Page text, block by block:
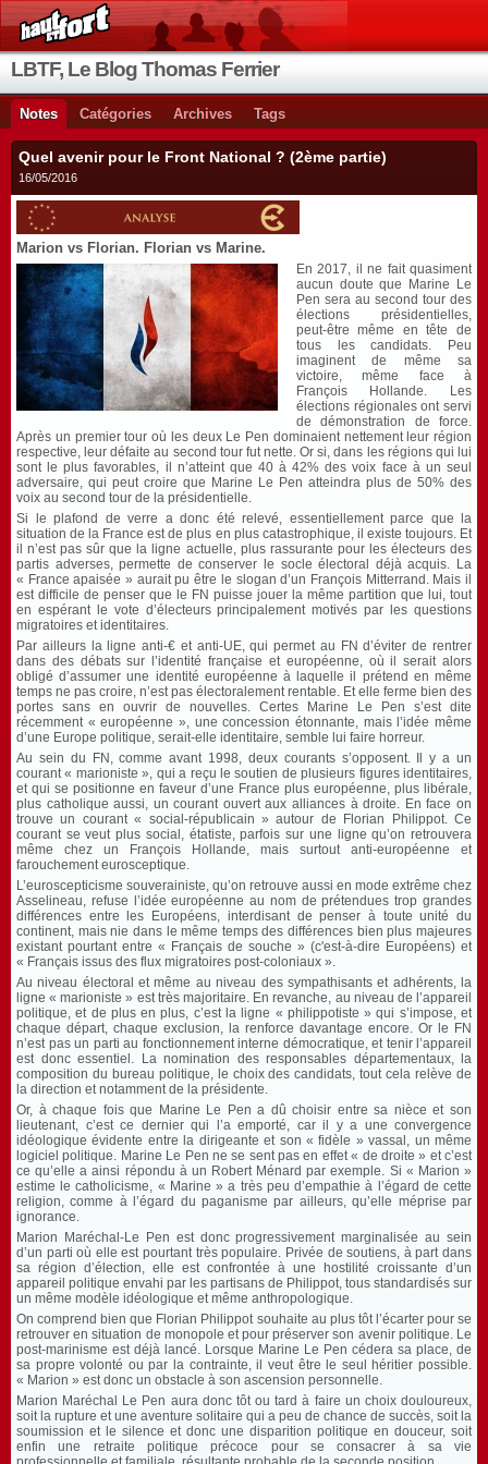
LBTF, Le Blog Thomas Ferrier
Notes Catégories Archives Tags
Quel avenir pour le Front National ? (2ème partie)
16/05/2016
Marion vs Florian. Florian vs Marine.
En 2017, il ne fait quasiment
aucun doute que Marine Le
Pen sera au second tour des
élections présidentielles,
peut-être même en tête de
tous les candidats. Peu
imaginent de même sa
victoire, même face à
François Hollande. Les
élections régionales ont servi
de démonstration de force.
Après un premier tour où les deux Le Pen dominaient nettement leur région
respective, leur défaite au second tour fut nette. Or si, dans les régions qui lui
sont le plus favorables, il n’atteint que 40 à 42% des voix face à un seul
adversaire, qui peut croire que Marine Le Pen atteindra plus de 50% des
voix au second tour de la présidentielle.
Si le plafond de verre a donc été relevé, essentiellement parce que la
situation de la France est de plus en plus catastrophique, il existe toujours. Et
il n’est pas sûr que la ligne actuelle, plus rassurante pour les électeurs des
partis adverses, permette de conserver le socle électoral déjà acquis. La
« France apaisée » aurait pu être le slogan d’un François Mitterrand. Mais il
est difficile de penser que le FN puisse jouer la même partition que lui, tout
en espérant le vote d’électeurs principalement motivés par les questions
migratoires et identitaires.
Par ailleurs la ligne anti-€ et anti-UE, qui permet au FN d’éviter de rentrer
dans des débats sur l’identité française et européenne, où il serait alors
obligé d’assumer une identité européenne à laquelle il prétend en même
temps ne pas croire, n’est pas électoralement rentable. Et elle ferme bien des
portes sans en ouvrir de nouvelles. Certes Marine Le Pen s’est dite
récemment « européenne », une concession étonnante, mais l’idée même
d’une Europe politique, serait-elle identitaire, semble lui faire horreur.
Au sein du FN, comme avant 1998, deux courants s’opposent. Il y a un
courant « marioniste », qui a reçu le soutien de plusieurs figures identitaires,
et qui se positionne en faveur d’une France plus européenne, plus libérale,
plus catholique aussi, un courant ouvert aux alliances à droite. En face on
trouve un courant « social-républicain » autour de Florian Philippot. Ce
courant se veut plus social, étatiste, parfois sur une ligne qu’on retrouvera
même chez un François Hollande, mais surtout anti-européenne et
farouchement eurosceptique.
L’euroscepticisme souverainiste, qu’on retrouve aussi en mode extrême chez
Asselineau, refuse l’idée européenne au nom de prétendues trop grandes
différences entre les Européens, interdisant de penser à toute unité du
continent, mais nie dans le même temps des différences bien plus majeures
existant pourtant entre « Français de souche » (c'est-à-dire Européens) et
« Français issus des flux migratoires post-coloniaux ».
Au niveau électoral et même au niveau des sympathisants et adhérents, la
ligne « marioniste » est très majoritaire. En revanche, au niveau de l’appareil
politique, et de plus en plus, c’est la ligne « philippotiste » qui s’impose, et
chaque départ, chaque exclusion, la renforce davantage encore. Or le FN
n’est pas un parti au fonctionnement interne démocratique, et tenir l’appareil
est donc essentiel. La nomination des responsables départementaux, la
composition du bureau politique, le choix des candidats, tout cela relève de
la direction et notamment de la présidente.
Or, à chaque fois que Marine Le Pen a dû choisir entre sa nièce et son
lieutenant, c’est ce dernier qui l’a emporté, car il y a une convergence
idéologique évidente entre la dirigeante et son « fidèle » vassal, un même
logiciel politique. Marine Le Pen ne se sent pas en effet « de droite » et c’est
ce qu’elle a ainsi répondu à un Robert Ménard par exemple. Si « Marion »
estime le catholicisme, « Marine » a très peu d’empathie à l’égard de cette
religion, comme à l’égard du paganisme par ailleurs, qu’elle méprise par
ignorance.
Marion Maréchal-Le Pen est donc progressivement marginalisée au sein
d’un parti où elle est pourtant très populaire. Privée de soutiens, à part dans
sa région d’élection, elle est confrontée à une hostilité croissante d’un
appareil politique envahi par les partisans de Philippot, tous standardisés sur
un même modèle idéologique et même anthropologique.
On comprend bien que Florian Philippot souhaite au plus tôt l’écarter pour se
retrouver en situation de monopole et pour préserver son avenir politique. Le
post-marinisme est déjà lancé. Lorsque Marine Le Pen cédera sa place, de
sa propre volonté ou par la contrainte, il veut être le seul héritier possible.
« Marion » est donc un obstacle à son ascension personnelle.
Marion Maréchal Le Pen aura donc tôt ou tard à faire un choix douloureux,
soit la rupture et une aventure solitaire qui a peu de chance de succès, soit la
soumission et le silence et donc une disparition politique en douceur, soit
enfin une retraite politique précoce pour se consacrer à sa vie